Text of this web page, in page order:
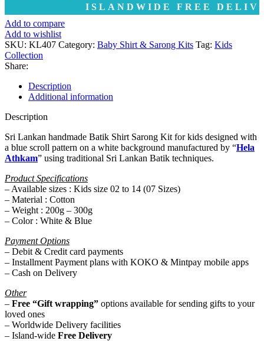
ISLANDWIDE FREE
Add to compare
Add to wishlist
SKU: KL407 Category: Baby Shirt & Sarong Kits Tag: Kids
Collection
Share:
Description
Additional information
Description
Sri Lankan handmade Batik Shirt Sarong Kit for kids designed with
a blue scroll pattern on a white background manufactured by “Hela
Athkam” using traditional Sri Lankan Batik techniques.
Product Specifications
– Available sizes : Kids size 02 to 14 (07 Sizes)
– Material : Cotton
– Weight : 200g – 300g
– Color : White & Blue
Payment Options
– Debit & Credit card payments
– Installment Payment plans with KOKO & Mintpay mobile apps
– Cash on Delivery
Other
– Free “Gift wrapping” options available for sending gifts to your
loved ones
– Worldwide Delivery facilities
– Island-wide Free Delivery